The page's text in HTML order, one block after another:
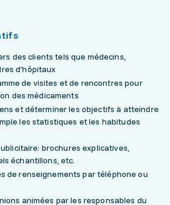
des clients tels que médecins,
d’hôpitaux
de visites et de rencontres pour
des médicaments
et déterminer les objectifs à atteindre
les statistiques et les habitudes
brochures explicatives,
échantillons, etc.
de renseignements par téléphone ou
animées par les responsables du